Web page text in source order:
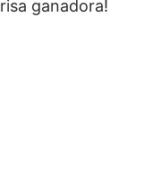
ganadora!